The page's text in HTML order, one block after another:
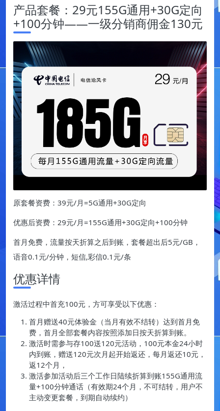
产品套餐：29元155G通用+30G定向
+100分钟——一级分销商佣金130元
原套餐资费：39元/月=5G通用+30G定向
优惠后资费：29元/月=155G通用+30G定向+100分钟
首月免费，流量按天折算之后到账，套餐超出后5元/GB，
语音0.1元/分钟，短信,彩信0.1元/条
优惠详情
激活过程中首充100元，方可享受以下优惠：
首月赠送40元体验金（当月有效不结转）达到首月免
费，首月全部套餐内容按照添加日按天折算到账。
激活时需参与存100送120元活动，100元本金24小时
内到账，赠送120元次月起开始返还，每月返还10元，
返12个月，
激活参加活动后三个工作日陆续折算到账155G通用流
量+100分钟通话（有效期24个月，不可结转，用户不
主动变更套餐，到期自动续约）